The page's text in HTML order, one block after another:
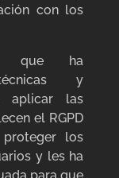
con los
que ha
y
aplicar las
el RGPD
los
y les ha